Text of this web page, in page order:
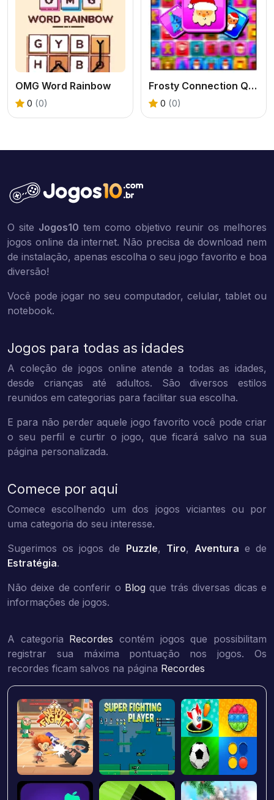
OMG Word Rainbow
0 (0)
Frosty Connection Quest
0 (0)
O site Jogos10 tem como objetivo reunir os melhores
jogos online da internet. Não precisa de download nem
de instalação, apenas escolha o seu jogo favorito e boa
diversão!
Você pode jogar no seu computador, celular, tablet ou
notebook.
Jogos para todas as idades
A coleção de jogos online atende a todas as idades,
desde crianças até adultos. São diversos estilos
reunidos em categorias para facilitar sua escolha.
E para não perder aquele jogo favorito você pode criar
o seu perfil e curtir o jogo, que ficará salvo na sua
página personalizada.
Comece por aqui
Comece escolhendo um dos jogos viciantes ou por
uma categoria do seu interesse.
Sugerimos os jogos de Puzzle, Tiro, Aventura e de
Estratégia.
Não deixe de conferir o Blog que trás diversas dicas e
informações de jogos.
A categoria Recordes contém jogos que possibilitam
registrar sua máxima pontuação nos jogos. Os
recordes ficam salvos na página Recordes